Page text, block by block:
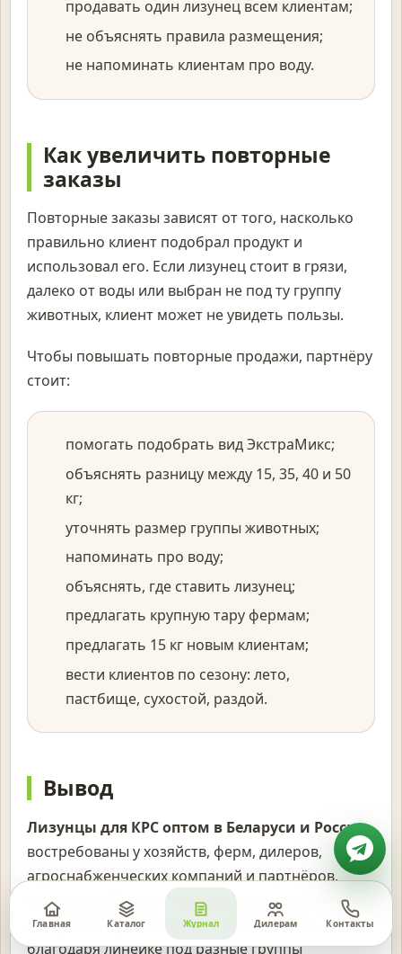
продавать один лизунец всем клиентам;
не объяснять правила размещения;
не напоминать клиентам про воду.
Как увеличить повторные
заказы
Повторные заказы зависят от того, насколько
правильно клиент подобрал продукт и
использовал его. Если лизунец стоит в грязи,
далеко от воды или выбран не под ту группу
животных, клиент может не увидеть пользы.
Чтобы повышать повторные продажи, партнёру
стоит:
помогать подобрать вид ЭкстраМикс;
объяснять разницу между 15, 35, 40 и 50
кг;
уточнять размер группы животных;
напоминать про воду;
объяснять, где ставить лизунец;
предлагать крупную тару фермам;
предлагать 15 кг новым клиентам;
вести клиентов по сезону: лето,
пастбище, сухостой, раздой.
Вывод
Лизунцы для КРС оптом в Беларуси и России
востребованы у хозяйств, ферм, дилеров,
агроснабженческих компаний и партнёров,
которые работают с крупным рогатым скотом.
ЭкстраМикс удобен для оптовых поставок
благодаря линейке под разные группы
Главная Каталог Журнал Дилерам Контакты